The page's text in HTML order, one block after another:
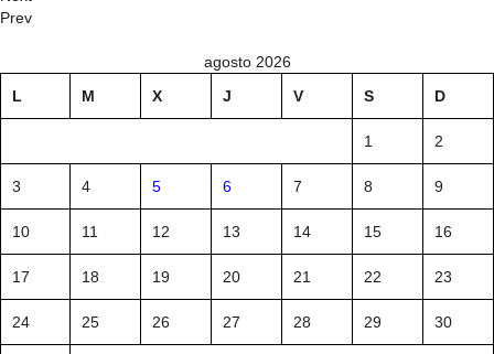
Prev
agosto 2026
L
M X J V S D
1 2
3 4 5 6 7 8 9
10 11 12 13 14 15 16
17 18 19 20 21 22 23
24 25 26 27 28 29 30